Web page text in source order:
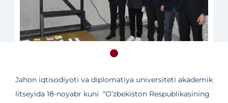
Jahon iqtisodiyoti va diplomatiya universiteti akademik
litseyida 18-noyabr kuni “O’zbekiston Respublikasining